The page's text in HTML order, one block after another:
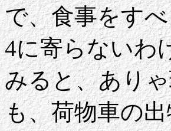
で、食事をす
4に寄らないわ
みると、あり
も、荷物車の